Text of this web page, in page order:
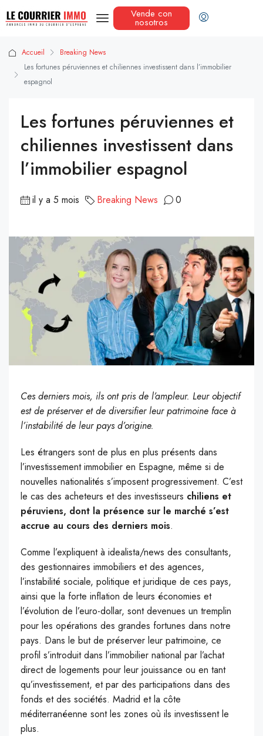
Vende con
nosotros
Accueil
Breaking News
Les fortunes péruviennes et chiliennes investissent dans l’immobilier
espagnol
Les fortunes péruviennes et
chiliennes investissent dans
l’immobilier espagnol
il y a 5 mois Breaking News 0
Ces derniers mois, ils ont pris de l’ampleur. Leur objectif
est de préserver et de diversifier leur patrimoine face à
l’instabilité de leur pays d’origine.
Les étrangers sont de plus en plus présents dans
l’investissement immobilier en Espagne, même si de
nouvelles nationalités s’imposent progressivement. C’est
le cas des acheteurs et des investisseurs chiliens et
péruviens, dont la présence sur le marché s’est
accrue au cours des derniers mois.
Comme l’expliquent à idealista/news des consultants,
des gestionnaires immobiliers et des agences,
l’instabilité sociale, politique et juridique de ces pays,
ainsi que la forte inflation de leurs économies et
l’évolution de l’euro-dollar, sont devenues un tremplin
pour les opérations des grandes fortunes dans notre
pays. Dans le but de préserver leur patrimoine, ce
profil s’introduit dans l’immobilier national par l’achat
direct de logements pour leur jouissance ou en tant
qu’investissement, et par des participations dans des
fonds et des sociétés. Madrid et la côte
méditerranéenne sont les zones où ils investissent le
plus.